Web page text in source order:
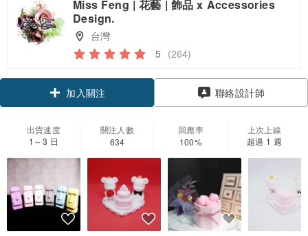
Miss Feng | 花藝 | 飾品 x Accessories
Design.
台灣
5 (264)
加入關注 聯絡設計師
出貨速度
1～3 日
關注人數
634
回應率
100%
上次上線
超過 1 週